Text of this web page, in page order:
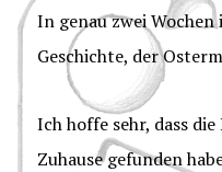
In genau zwei
Geschichte, der
Ich hoffe sehr, dass
Zuhause gefunden